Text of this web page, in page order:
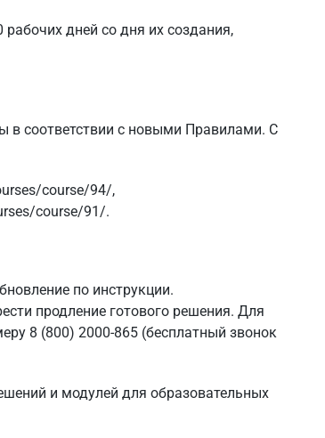
рабочих дней со дня их создания,
в соответствии с новыми Правилами. С
course/94/,
course/91/.
по инструкции.
продление готового решения. Для
8 (800) 2000-865(бесплатный звонок
и модулей для образовательных